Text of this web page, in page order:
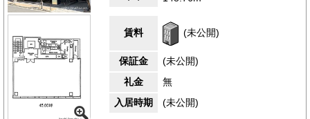
は飲食店が豊富にあり、ランチや夕食時のお店選びに困りませ
ん。三越前駅方面には商業施設が多数あり、ちょっとしたお買い
物や終業後のショッピングも楽しめます。銀行や郵便局が多数あ
り、利便性の高い立地になっております。
・千葉銀行 秋葉原支店 約180メートル(徒歩約2分)
・三菱UFJ銀行 神田駅前支店 約750メートル(徒歩約11分)
・神田須田町郵便局 約400メートル(徒歩約6分)
・千代田区役所 和泉橋出張所 約350メートル(徒歩約5分)
・デイリーヤマザキ 岩本町和泉橋店 約120メートル(徒歩約2
賃料 (未公開)
保証金
(未公開)
礼金
無
入居時期
(未公開)